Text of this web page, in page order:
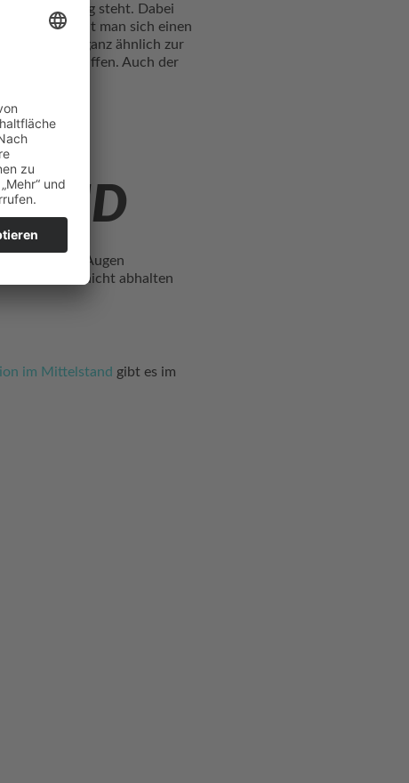
zur Verfügung steht. Dabei
Beginn erstellt man sich einen
können – ganz ähnlich zur
geschaffen. Auch der
die Augen
man sich nicht abhalten
im Mittelstand gibt es im